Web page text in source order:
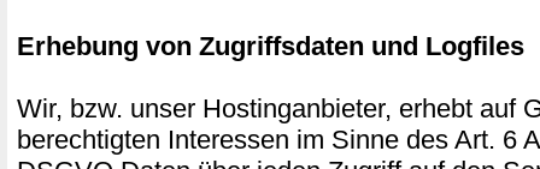
Erhebung von Zugriffsdaten und Logfiles
Wir, bzw. unser Hostinganbieter, erhebt auf
berechtigten Interessen im Sinne des Art. 6